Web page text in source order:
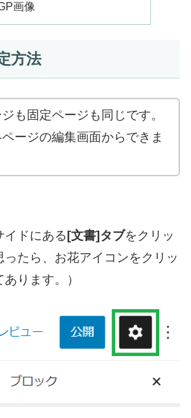
画像
方法
も固定ページも同じです。
ージの編集画面からできま
イドにある[文書]タブをクリッ
ったら、お花アイコンをクリッ
ります。）